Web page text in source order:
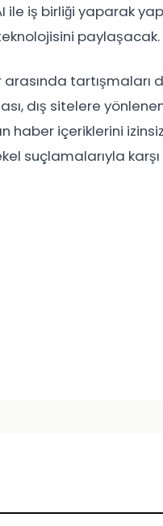
ile iş birliği yaparak
paylaşacak.
dış sitelere
haber içeriklerini
suçlamalarıyla